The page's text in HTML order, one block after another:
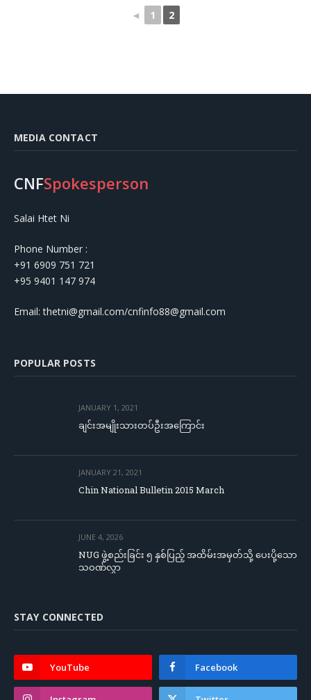
◄ 1 2
MEDIA CONTACT
CNFSpokesperson
Salai Htet Ni
Phone Number :
+91 6909 751 721
+95 9401 147 974
Email: thetni@gmail.com/cnfinfo88@gmail.com
POPULAR POSTS
JANUARY 1, 2021
ချင်းအမျိုးသားတပ်ဦးအကြောင်း
JANUARY 21, 2021
Chin National Bulletin 2015 March
JUNE 4, 2026
NUG ဖွဲ့စည်းခြင်း ၅ နှစ်ပြည့် အထိမ်းအမှတ်သို့ ပေးပို့သော
သဝဏ်လွှာ
STAY CONNECTED
YouTube Facebook